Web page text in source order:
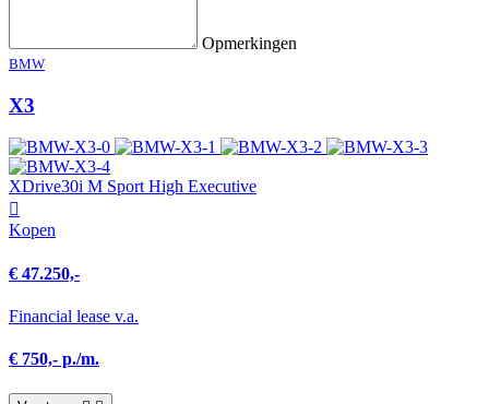
Opmerkingen
BMW
X3
XDrive30i M Sport High Executive
Kopen
€ 47.250,-
Financial lease v.a.
€ 750,- p./m.